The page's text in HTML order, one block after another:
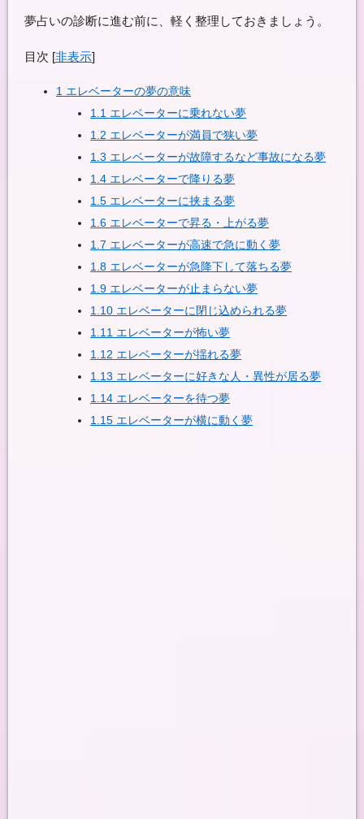
夢占いの診断に進む前に、軽く整理しておきましょう。
目次 [非表示]
1 エレベーターの夢の意味
1.1 エレベーターに乗れない夢
1.2 エレベーターが満員で狭い夢
1.3 エレベーターが故障するなど事故になる夢
1.4 エレベーターで降りる夢
1.5 エレベーターに挟まる夢
1.6 エレベーターで昇る・上がる夢
1.7 エレベーターが高速で急に動く夢
1.8 エレベーターが急降下して落ちる夢
1.9 エレベーターが止まらない夢
1.10 エレベーターに閉じ込められる夢
1.11 エレベーターが怖い夢
1.12 エレベーターが揺れる夢
1.13 エレベーターに好きな人・異性が居る夢
1.14 エレベーターを待つ夢
1.15 エレベーターが横に動く夢